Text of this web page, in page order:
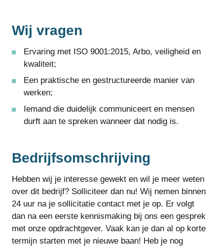
Wij vragen
Ervaring met ISO 9001:2015, Arbo, veiligheid en
kwaliteit;
Een praktische en gestructureerde manier van
werken;
Iemand die duidelijk communiceert en mensen
durft aan te spreken wanneer dat nodig is.
Bedrijfsomschrijving
Hebben wij je interesse gewekt en wil je meer weten
over dit bedrijf? Solliciteer dan nu! Wij nemen binnen
24 uur na je sollicitatie contact met je op. Er volgt
dan na een eerste kennismaking bij ons een gesprek
met onze opdrachtgever. Vaak kan je dan al op korte
termijn starten met je nieuwe baan! Heb je nog